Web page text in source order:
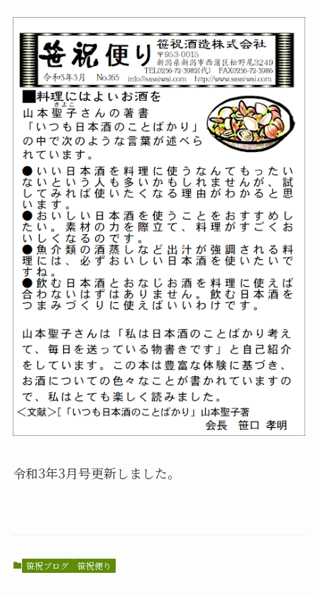
令和3年3月号更新しました。
笹祝ブログ 笹祝便り